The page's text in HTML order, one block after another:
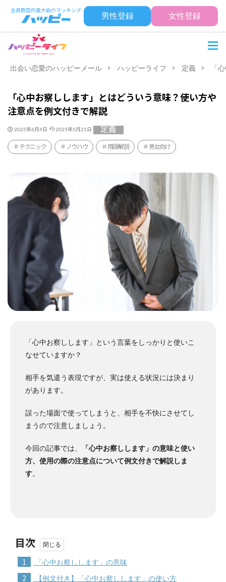
男性登録 女性登録
出会い恋愛のハッピーメール ハッピーライフ 定義 「
「心中お察しします」とはどういう意味？使い方や
注意点を例文付きで解説
2025年6月4日 2025年5月21日 定義
テクニック ノウハウ 用語解説 男女向け
「心中お察しします」という言葉をしっかりと使いこ
なせていますか？
相手を気遣う表現ですが、実は使える状況には決まり
があります。
誤った場面で使ってしまうと、相手を不快にさせてし
まうので注意しましょう。
今回の記事では、
「心中お察しします」の意味と使い
方、使用の際の注意点について例文付きで解説しま
す。
目次
1 「心中お察しします」の意味
2 【例文付き】「心中お察しします」の使い方